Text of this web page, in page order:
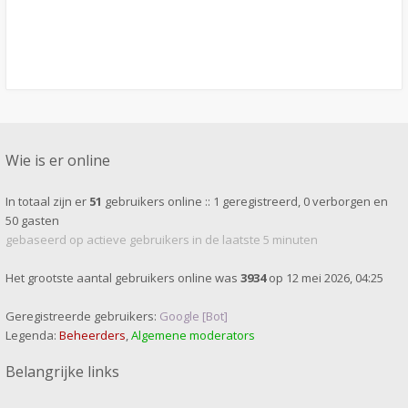
Wie is er online
In totaal zijn er 51 gebruikers online :: 1 geregistreerd, 0 verborgen en
50 gasten
gebaseerd op actieve gebruikers in de laatste 5 minuten
Het grootste aantal gebruikers online was 3934op 12 mei 2026, 04:25
Geregistreerde gebruikers: Google [Bot]
Legenda: Beheerders,Algemene moderators
Belangrijke links